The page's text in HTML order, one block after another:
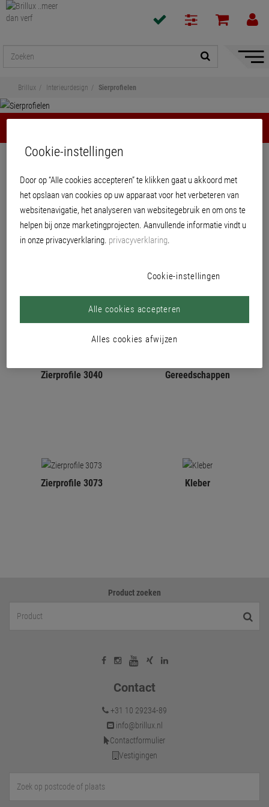
Brillux Interieurdesign Sierprofielen
Sierprofielen
Zierprofile 3040 Gereedschappen
Zierprofile 3073 Kleber
Product zoeken
Contact
+31 10 29234-89
info@brillux.nl
Contactformulier
Vestigingen
Cookie-instellingen
Door op “Alle cookies accepteren” te klikken gaat u akkoord met
het opslaan van cookies op uw apparaat voor het verbeteren van
websitenavigatie, het analyseren van websitegebruik en om ons te
helpen bij onze marketingprojecten. Aanvullende informatie vindt u
in onze privacyverklaring. privacyverklaring.
Cookie-instellingen
Alles cookies afwijzen
Alle cookies accepteren